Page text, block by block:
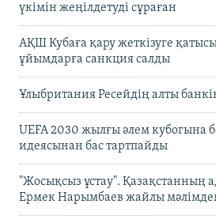
үкімін жеңілдетуді сұраған
АҚШ Кубаға қару жеткізуге
ұйымдарға санкция салды
Ұлыбритания Ресейдің алты
UEFA 2030 жылғы әлем кубогына
идеясынан бас тартпайды
"Жосықсыз ұстау". Қазақстанның
Ермек Нарымбаев жайлы